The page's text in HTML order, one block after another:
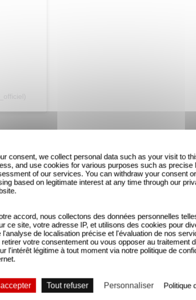
Rumba La Vie touche directement le
un peu plus sur la genèse de ce film
consent, we collect personal data such as your visit to
and use cookies for various purposes such as precise
of our services. You can withdraw your consent
based on legitimate interest at any time through our
accord, nous collectons des données personnelles
ce site, votre adresse IP, et utilisons des cookies pour
l'analyse de localisation précise et l'évaluation de nos
votre consentement ou vous opposer au traitement
l'intérêt légitime à tout moment via notre politique de
Tout refuser Personnaliser Politique